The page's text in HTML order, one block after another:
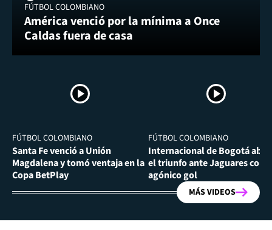
FÚTBOL COLOMBIANO
América venció por la mínima a Once
Caldas fuera de casa
FÚTBOL COLOMBIANO
Santa Fe venció a Unión
Magdalena y tomó ventaja en la
Copa BetPlay
FÚTBOL COLOMBIANO
Internacional de Bogotá
el triunfo ante Jaguares con
agónico gol
MÁS VIDEOS